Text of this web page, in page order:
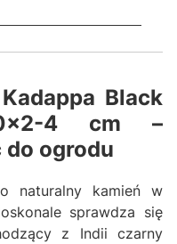
Black
4 cm –
do ogrodu
naturalny kamień w
sprawdza się
z Indii czarny